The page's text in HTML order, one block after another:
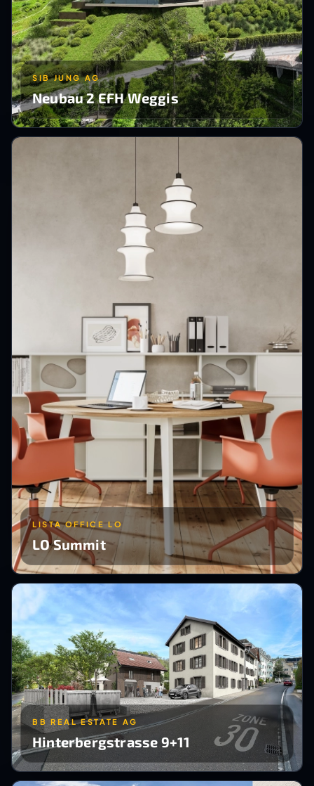
SIB JUNG AG
Neubau 2 EFH Weggis
LISTA OFFICE LO
LO Summit
BB REAL ESTATE AG
Hinterbergstrasse 9+11